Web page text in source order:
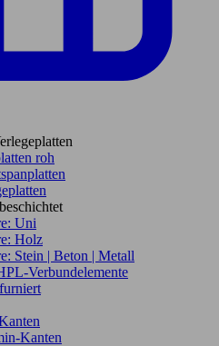
roh
Uni
Holz
Stein | Beton | Metall
Verbundelemente
Kanten